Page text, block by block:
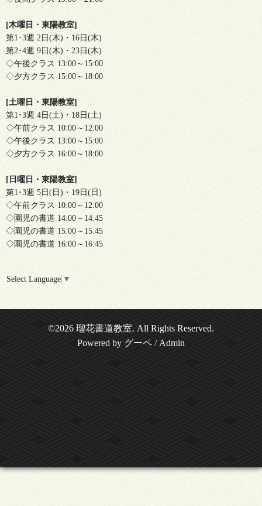
[木曜日・東陽教室]
第1･3週 2日(木)・16日(木)
第2･4週 9日(木)・23日(木)
◇午後クラス 13:00～15:00
◇夕方クラス 15:00～18:00
[土曜日・東陽教室]
第1･3週 4日(土)・18日(土)
◇午前クラス 10:00～12:00
◇午後クラス 13:00～15:00
◇夕方クラス 16:00～18:00
[日曜日・東陽教室]
第1･3週 5日(日)・19日(日)
◇午前クラス 10:00～12:00
◇園児の書道 14:00～14:45
◇園児の書道 15:00～15:45
◇園児の書道 16:00～16:45
Select Language ▼
©2026 瑠花書道教室. All Rights Reserved.
Powered by グーペ / Admin